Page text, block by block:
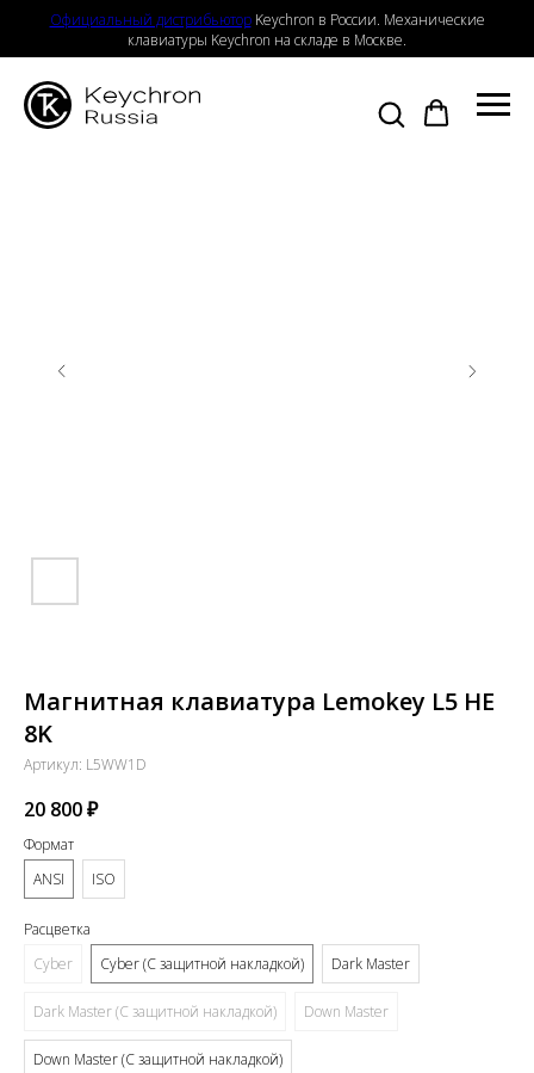
Официальный дистрибьютор Keychron в России. Механические
клавиатуры Keychron на складе в Москве.
Магнитная клавиатура Lemokey L5 HE
8K
Артикул: L5WW1D
20 800₽
Формат
ANSI
ISO
Расцветка
Cyber
Cyber (С защитной накладкой) Dark Master
Dark Master (С защитной накладкой) Down Master
Down Master (С защитной накладкой)